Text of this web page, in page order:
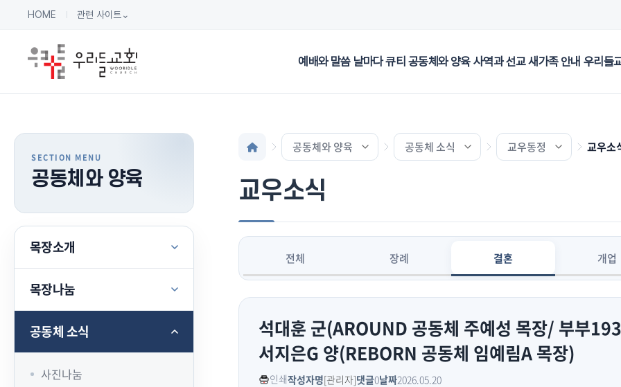
HOME 관련 사이트 ⌄
예배와 말씀 날마다 큐티 공동체와 양육 사역과 선교 새가족 안내 우리들
공동체와 양육
목장소개
목장나눔
공동체 소식
사진나눔
공동체와 양육 공동체 소식 교우동정 교우소
교우소식
전체 장례 결혼 개업
석대훈 군(AROUND 공동체 주예성 목장/ 부부
서지은G 양(REBORN 공동체 임예림A 목장)
인쇄작성자명[관리자]댓글0날짜2026.05.20